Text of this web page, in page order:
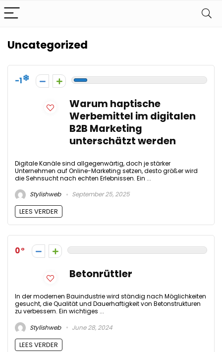
Uncategorized
-1
Warum haptische
Werbemittel im digitalen
B2B Marketing
unterschätzt werden
Digitale Kanäle sind allgegenwärtig, doch je stärker
Unternehmen auf Online-Marketing setzen, desto größer wird
die Sehnsucht nach echten Erlebnissen. Ein ...
Stylishweb
September 25, 2025
LEES VERDER
0
Betonrüttler
In der modernen Bauindustrie wird ständig nach Möglichkeiten
gesucht, die Qualität und Dauerhaftigkeit von Betonstrukturen
zu verbessern. Ein wichtiges ...
Stylishweb
June 28, 2024
LEES VERDER